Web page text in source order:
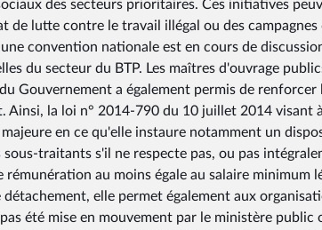
des secteurs prioritaires. Ces initiatives
de lutte contre le travail illégal ou des
convention nationale est en cours de
du secteur du BTP. Les maîtres d'ouvrage
Gouvernement a également permis de
Ainsi, la loi n° 2014-790 du 10 juillet 2014
majeure en ce qu'elle instaure notamment un
sous-traitants s'il ne respecte pas, ou pas
rémunération au moins égale au salaire minimum
elle permet également aux
été mise en mouvement par le ministère